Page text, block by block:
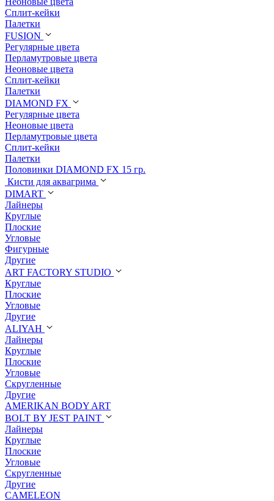
Сплит-кейки
Палетки
FUSION
Регулярные цвета
Перламутровые цвета
Неоновые цвета
Сплит-кейки
Палетки
DIAMOND FX
Регулярные цвета
Неоновые цвета
Перламутровые цвета
Сплит-кейки
Палетки
Половинки DIAMOND FX 15 гр.
Кисти для аквагрима
DIMART
Лайнеры
Круглые
Плоские
Угловые
Фигурные
Другие
ART FACTORY STUDIO
Круглые
Плоские
Угловые
Другие
ALIYAH
Лайнеры
Круглые
Плоские
Угловые
Скругленные
Другие
AMERIKAN BODY ART
BOLT BY JEST PAINT
Лайнеры
Круглые
Плоские
Угловые
Скругленные
Другие
CAMELEON